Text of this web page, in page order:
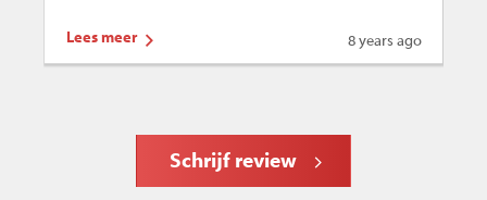
Lees meer 8 years ago
Schrijf review